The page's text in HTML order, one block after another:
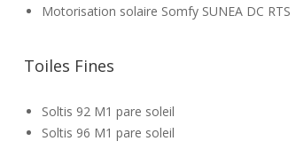
Motorisation solaire Somfy SUNEA DC RTS
Toiles Fines
Soltis 92 M1 pare soleil
Soltis 96 M1 pare soleil